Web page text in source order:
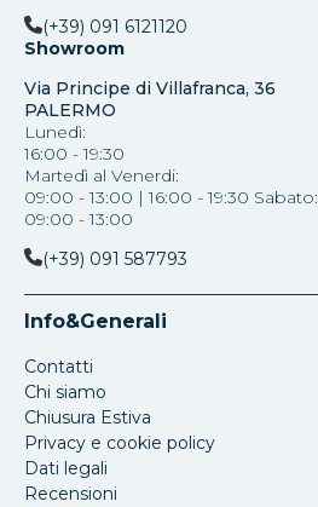
(+39) 091 6121120
Showroom
Via Principe di Villafranca, 36
PALERMO
Lunedì:
16:00 - 19:30
Martedì al Venerdi:
09:00 - 13:00 | 16:00 - 19:30 Sabato:
09:00 - 13:00
(+39) 091 587793
Info&Generali
Contatti
Chi siamo
Chiusura Estiva
Privacy e cookie policy
Dati legali
Recensioni